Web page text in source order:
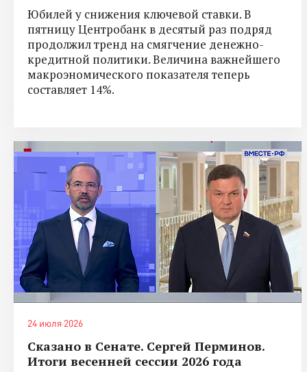
Юбилей у снижения ключевой ставки. В
пятницу Центробанк в десятый раз подряд
продолжил тренд на смягчение денежно-
кредитной политики. Величина важнейшего
макроэномического показателя теперь
составляет 14%.
24 июля 2026
Сказано в Сенате. Сергей Перминов.
Итоги весенней сессии 2026 года